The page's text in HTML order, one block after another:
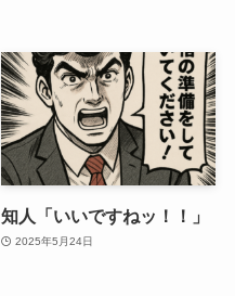
知人「いいですねッ！！」
2025年5月24日